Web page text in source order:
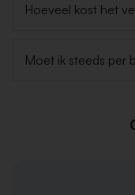
Hoeveel kost het
Moet ik steeds per